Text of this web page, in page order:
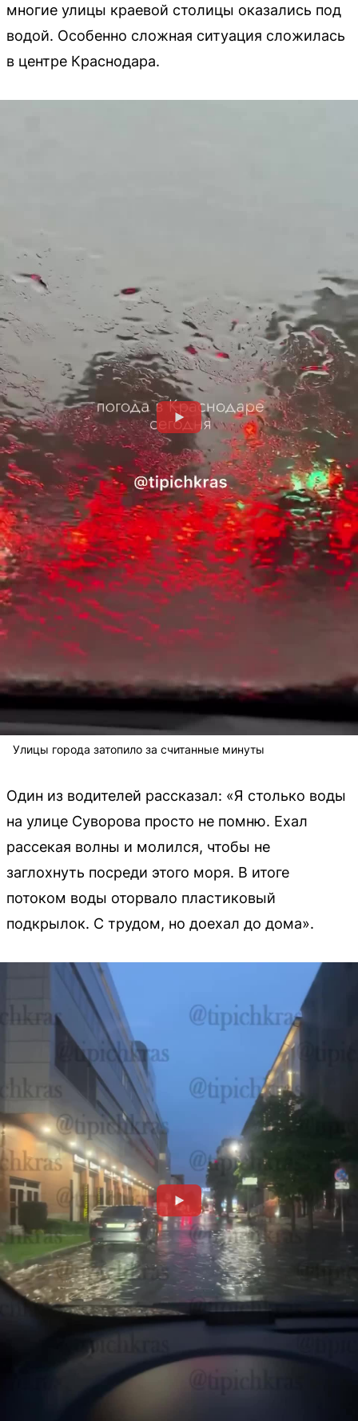
многие улицы краевой столицы оказались под
водой. Особенно сложная ситуация сложилась
в центре Краснодара.
Улицы города затопило за считанные минуты
Один из водителей рассказал: «Я столько воды
на улице Суворова просто не помню. Ехал
рассекая волны и молился, чтобы не
заглохнуть посреди этого моря. В итоге
потоком воды оторвало пластиковый
подкрылок. С трудом, но доехал до дома».